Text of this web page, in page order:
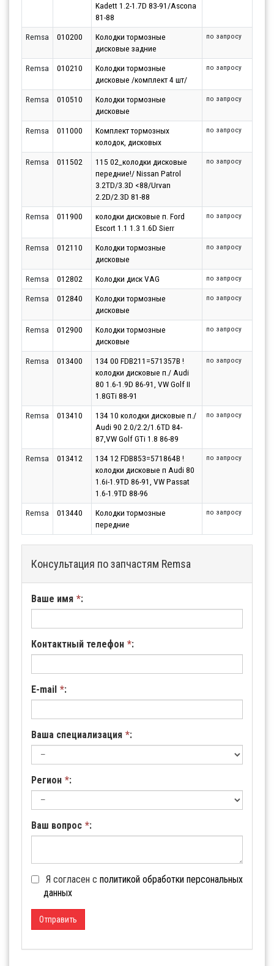
Kadett 1.2-1.7D 83-91/Ascona
81-88
Remsa 010200
Колодки тормозные
дисковые задние
по запросу
Remsa 010210
Колодки тормозные
дисковые /комплект 4 шт/
по запросу
Remsa 010510
Колодки тормозные
дисковые
по запросу
Remsa 011000
Комплект тормозных
колодок, дисковых
по запросу
Remsa 011502
115 02_колодки дисковые
передние!/ Nissan Patrol
3.2TD/3.3D <88/Urvan
2.2D/2.3D 81-88
по запросу
Remsa 011900
колодки дисковые п. Ford
Escort 1.1 1.3 1.6D Sierr
по запросу
Remsa 012110
Колодки тормозные
дисковые
по запросу
Remsa 012802 Колодки диск VAG по запросу
Remsa 012840
Колодки тормозные
дисковые
по запросу
Remsa 012900
Колодки тормозные
дисковые
по запросу
Remsa 013400
134 00 FDB211=571357B !
колодки дисковые п./ Audi
80 1.6-1.9D 86-91, VW Golf II
1.8GTi 88-91
по запросу
Remsa 013410
134 10 колодки дисковые п./
Audi 90 2.0/2.2/1.6TD 84-
87,VW Golf GTi 1.8 86-89
по запросу
Remsa 013412
134 12 FDB853=571864B !
колодки дисковые п Audi 80
1.6i-1.9TD 86-91, VW Passat
1.6-1.9TD 88-96
по запросу
Remsa 013440
Колодки тормозные
передние
по запросу
Консультация по запчастям Remsa
Ваше имя *:
Контактный телефон *:
E-mail *:
Ваша специализация *:
Регион *:
Ваш вопрос *:
Я согласен с политикой обработки персональных
данных
Отправить